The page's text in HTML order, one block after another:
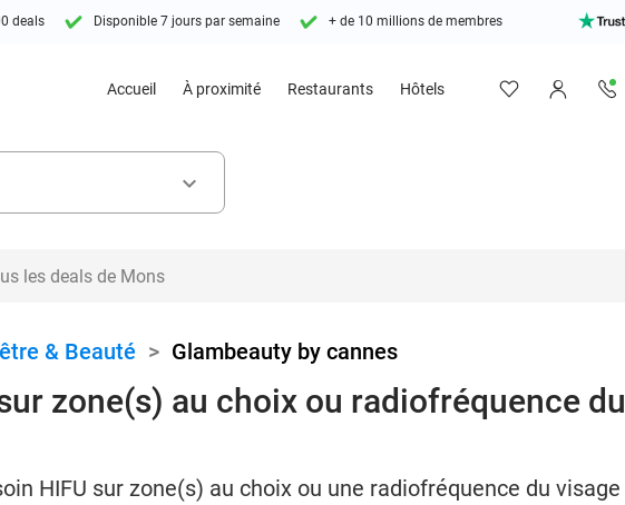
deals Disponible 7 jours par semaine + de 10 millions de membres
Accueil À proximité Restaurants Hôtels
keyboard_arrow_down
& Beauté > Glambeauty by cannes
zone(s) au choix ou radiofréquence
HIFU sur zone(s) au choix ou une radiofréquence du